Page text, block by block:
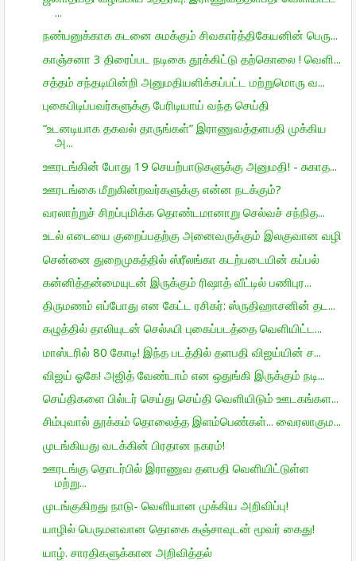
...
நண்பனுக்காக கடனை சுமக்கும் சிவகார்த்திகேயனின் பெரு...
காஞ்சனா 3 திரைப்பட நடிகை தூக்கிட்டு தற்கொலை ! வெளி...
சத்தம் சந்தடியின்றி அனுமதியளிக்கப்பட்ட மற்றுமொரு வ...
புகைபிடிப்பவர்களுக்கு பேரிடியாய் வந்த செய்தி
“உடனடியாக தகவல் தாருங்கள்” இராணுவத்தளபதி முக்கிய
அ...
ஊரடங்கின் போது 19 செயற்பாடுகளுக்கு அனுமதி! - சுகாத...
ஊரடங்கை மீறுகின்றவர்களுக்கு என்ன நடக்கும்?
வரலாற்றுச் சிறப்புமிக்க தொண்டமானாறு செல்வச் சந்நித...
உடல் எடையை குறைப்பதற்கு அனைவருக்கும் இலகுவான வழி
சென்னை துறைமுகத்தில் ஸ்ரீலங்கா கடற்படையின் கப்பல்
கன்னித்தன்மையுடன் இருக்கும் ரிஷாத் வீட்டில் பணிபுர...
திருமணம் எப்போது என கேட்ட ரசிகர்: ஸ்ருதிஹாசனின் தட...
கழுத்தில் தாலியுடன் செல்ஃபி புகைப்படத்தை வெளியிட்ட...
மாஸ்டரில் 80 கோடி! இந்த படத்தில் தளபதி விஜய்யின் ச...
விஜய் ஓகே! அஜித் வேண்டாம் என ஒதுங்கி இருக்கும் நடி...
செய்திகளை பில்டர் செய்து செய்தி வெளியிடும் ஊடகங்கள...
சிம்புவால் தூக்கம் தொலைத்த இளம்பெண்கள்... வைரலாகும...
முடங்கியது வடக்கின் பிரதான நகரம்!
ஊரடங்கு தொடர்பில் இராணுவ தளபதி வெளியிட்டுள்ள
மற்று...
முடங்குகிறது நாடு- வெளியான முக்கிய அறிவிப்பு!
யாழில் பெருமளவான தொகை கஞ்சாவுடன் மூவர் கைது!
யாழ். சாரதிகளுக்கான அறிவித்தல்